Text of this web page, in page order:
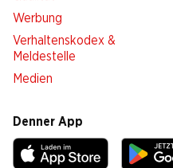
Werbung
Verhaltenskodex &
Meldestelle
Medien
Denner App